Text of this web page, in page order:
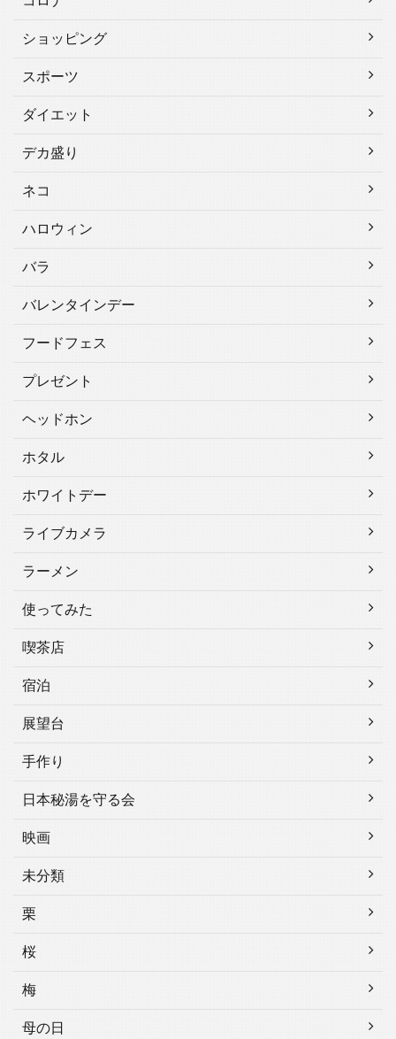
ショッピング
スポーツ
ダイエット
デカ盛り
ネコ
ハロウィン
バラ
バレンタインデー
フードフェス
プレゼント
ヘッドホン
ホタル
ホワイトデー
ライブカメラ
ラーメン
使ってみた
喫茶店
宿泊
展望台
手作り
日本秘湯を守る会
映画
未分類
栗
桜
梅
母の日